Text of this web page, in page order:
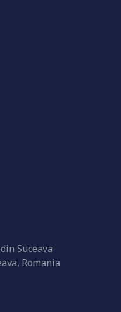
Suceava
Romania